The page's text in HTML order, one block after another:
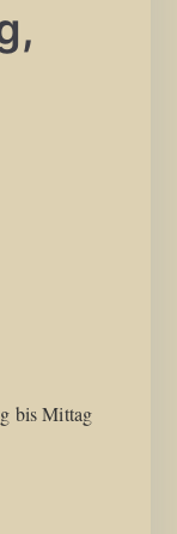
bis Mittag